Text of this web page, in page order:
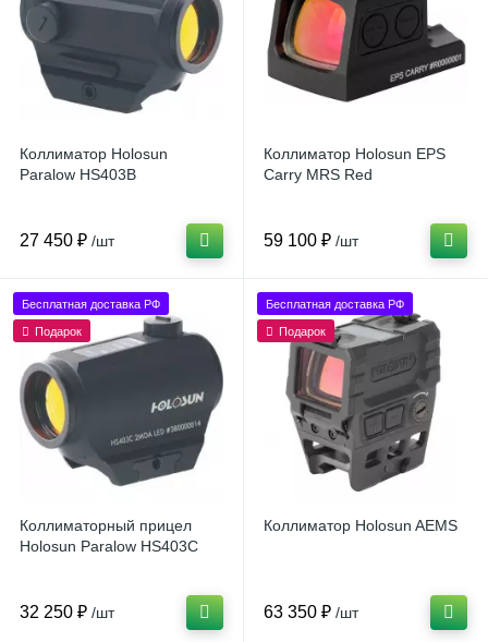
Коллиматор Holosun
Paralow HS403B
27 450 ₽ /шт
Коллиматор Holosun EPS
Carry MRS Red
59 100 ₽ /шт
Бесплатная доставка РФ
Подарок
Коллиматорный прицел
Holosun Paralow HS403C
32 250 ₽ /шт
Бесплатная доставка РФ
Подарок
Коллиматор Holosun AEMS
63 350 ₽ /шт